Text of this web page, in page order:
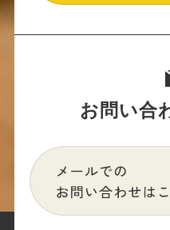
お問い合